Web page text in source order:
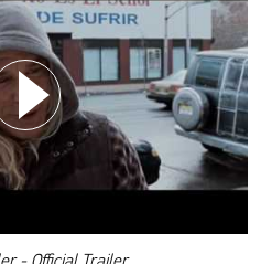
DODAJ TEN FILM DO PLAYLISTY